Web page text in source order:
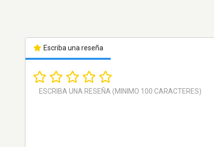
Escriba una reseña